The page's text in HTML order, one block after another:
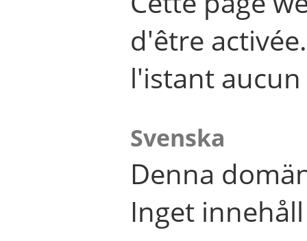
d'être
l'istant
Svenska
Denna
Inget